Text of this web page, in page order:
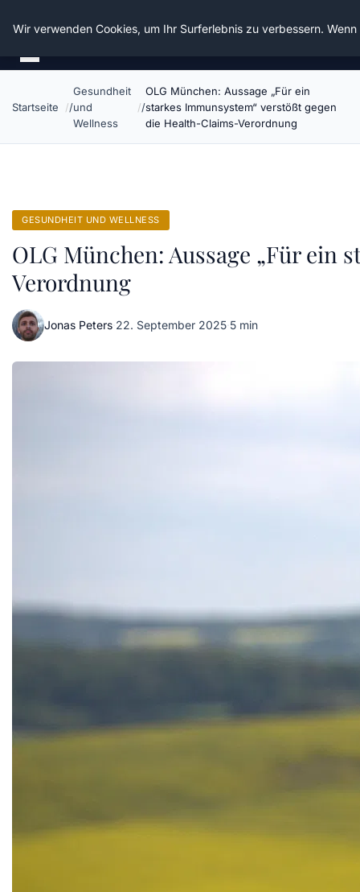
Die Schnitter
Startseite
Gesundheit
und
Wellness
OLG München: Aussage „Für ein
starkes Immunsystem“ verstößt gegen
die Health-Claims-Verordnung
GESUNDHEIT UND WELLNESS
OLG München: Aussage „Für
Verordnung
Jonas Peters·22. September 2025·5 min
Wir verwenden Cookies, um Ihr Surferlebnis zu verbessern.